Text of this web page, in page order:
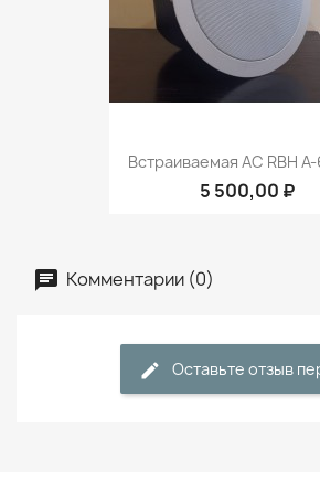
Встраиваемая АС RBH
5 500,00 ₽
Комментарии (0)
Оставьте отзыв